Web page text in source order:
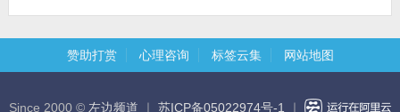
赞助打赏 心理咨询 标签云集 网站地图
Since 2000 © 左边频道 ｜ 苏ICP备05022974号-1 ｜